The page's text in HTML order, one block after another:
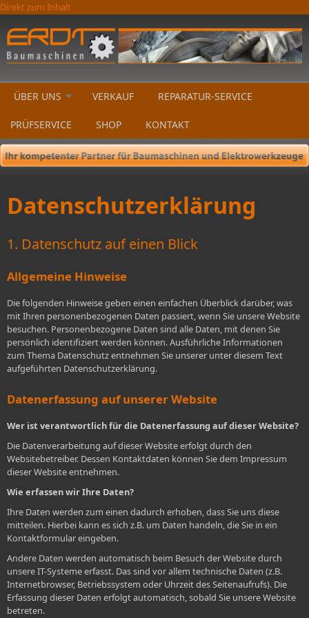
Direkt zum Inhalt
ÜBER UNS VERKAUF REPARATUR-SERVICE
PRÜFSERVICE SHOP KONTAKT
Datenschutzerklärung
1. Datenschutz auf einen Blick
Allgemeine Hinweise
Die folgenden Hinweise geben einen einfachen Überblick darüber, was
mit Ihren personenbezogenen Daten passiert, wenn Sie unsere Website
besuchen. Personenbezogene Daten sind alle Daten, mit denen Sie
persönlich identifiziert werden können. Ausführliche Informationen
zum Thema Datenschutz entnehmen Sie unserer unter diesem Text
aufgeführten Datenschutzerklärung.
Datenerfassung auf unserer Website
Wer ist verantwortlich für die Datenerfassung auf dieser Website?
Die Datenverarbeitung auf dieser Website erfolgt durch den
Websitebetreiber. Dessen Kontaktdaten können Sie dem Impressum
dieser Website entnehmen.
Wie erfassen wir Ihre Daten?
Ihre Daten werden zum einen dadurch erhoben, dass Sie uns diese
mitteilen. Hierbei kann es sich z.B. um Daten handeln, die Sie in ein
Kontaktformular eingeben.
Andere Daten werden automatisch beim Besuch der Website durch
unsere IT-Systeme erfasst. Das sind vor allem technische Daten (z.B.
Internetbrowser, Betriebssystem oder Uhrzeit des Seitenaufrufs). Die
Erfassung dieser Daten erfolgt automatisch, sobald Sie unsere Website
betreten.